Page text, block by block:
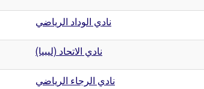
نادي الوداد الرياضي
نادي الاتحاد (ليبيا)
نادي الرجاء الرياضي